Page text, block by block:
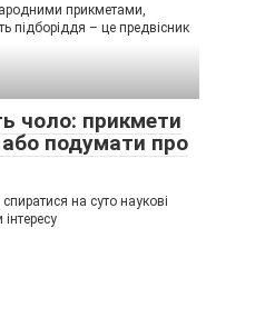
прикметами,
підборіддя – це предвісник
чоло: прикмети
подумати про
спиратися на суто наукові